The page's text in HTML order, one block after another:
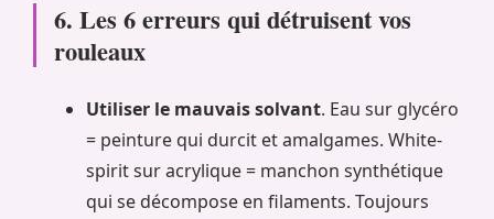
6. Les 6 erreurs qui détruisent vos
rouleaux
Utiliser le mauvais solvant. Eau sur glycéro
= peinture qui durcit et amalgames. White-
spirit sur acrylique = manchon synthétique
qui se décompose en filaments. Toujours